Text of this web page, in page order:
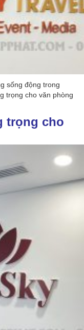
sống động trong
trọng cho văn phòng
trọng cho